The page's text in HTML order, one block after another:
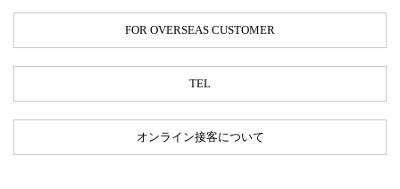
FOR OVERSEAS CUSTOMER
TEL
オンライン接客について